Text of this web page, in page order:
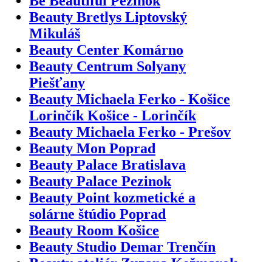
Beauty Bretlys Liptovský
Mikuláš
Beauty Center Komárno
Beauty Centrum Solyany
Piešťany
Beauty Michaela Ferko - Košice
Lorinčík Košice - Lorinčík
Beauty Michaela Ferko - Prešov
Beauty Mon Poprad
Beauty Palace Bratislava
Beauty Palace Pezinok
Beauty Point kozmetické a
solárne štúdio Poprad
Beauty Room Košice
Beauty Studio Demar Trenčín